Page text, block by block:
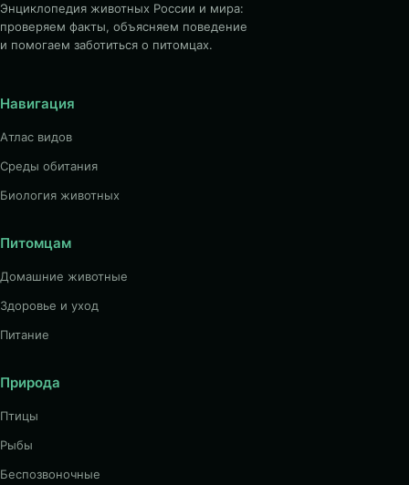
Энциклопедия животных России и мира:
проверяем факты, объясняем поведение
и помогаем заботиться о питомцах.
Навигация
Атлас видов
Среды обитания
Биология животных
Питомцам
Домашние животные
Здоровье и уход
Питание
Природа
Птицы
Рыбы
Беспозвоночные